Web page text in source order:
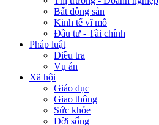
Bất động sản
Kinh tế vĩ mô
Đầu tư - Tài chính
Pháp luật
Điều tra
Vụ án
Xã hội
Giáo dục
Giao thông
Sức khỏe
Đời sống